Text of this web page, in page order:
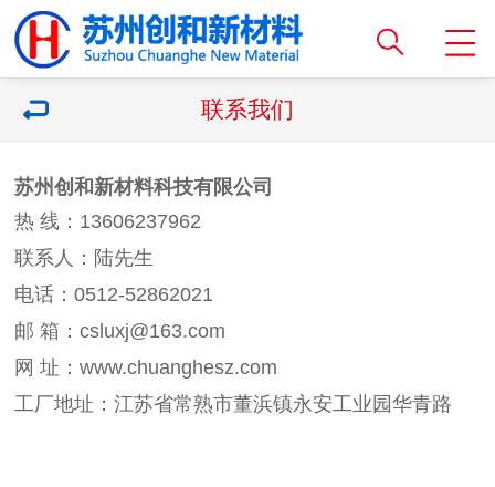
联系我们
苏州创和新材料科技有限公司
热 线：13606237962
联系人：陆先生
电话：0512-52862021
邮 箱：csluxj@163.com
网 址：www.chuanghesz.com
工厂地址：江苏省常熟市董浜镇永安工业园华青路